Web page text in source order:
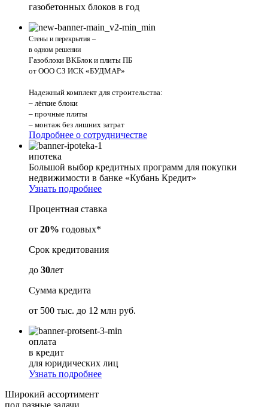
газобетонных блоков в год
Стены и перекрытия –
в одном решении
Газоблоки ВКБлок и плиты ПБ
от ООО СЗ ИСК «БУДМАР»
Надежный комплект для строительства:
– лёгкие блоки
– прочные плиты
– монтаж без лишних затрат
Подробнее о сотрудничестве
ипотека
Большой выбор кредитных программ для покупки
недвижимости в банке «Кубань Кредит»
Узнать подробнее
Процентная ставка
от 20% годовых*
Срок кредитования
до 30лет
Сумма кредита
от 500 тыс. до 12 млн руб.
оплата
в кредит
для юридических лиц
Узнать подробнее
Широкий ассортимент
под разные задачи